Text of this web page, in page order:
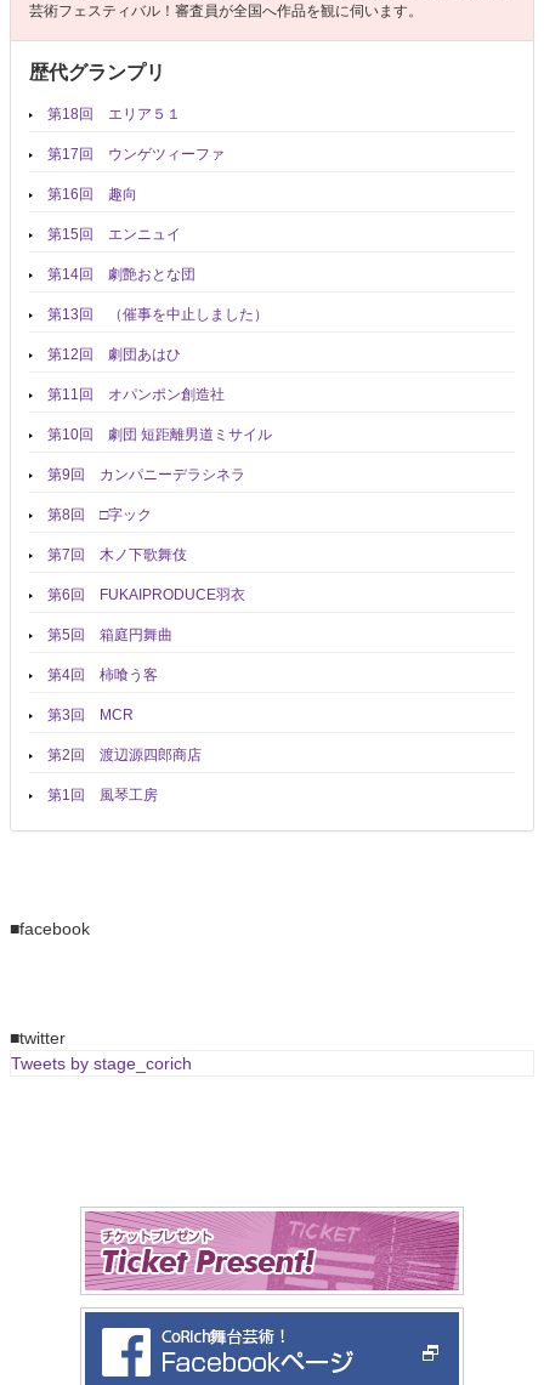
芸術フェスティバル！審査員が全国へ作品を観に伺います。
歴代グランプリ
第18回 エリア５１
第17回 ウンゲツィーファ
第16回 趣向
第15回 エンニュイ
第14回 劇艶おとな団
第13回 （催事を中止しました）
第12回 劇団あはひ
第11回 オパンポン創造社
第10回 劇団 短距離男道ミサイル
第9回 カンパニーデラシネラ
第8回 □字ック
第7回 木ノ下歌舞伎
第6回 FUKAIPRODUCE羽衣
第5回 箱庭円舞曲
第4回 柿喰う客
第3回 MCR
第2回 渡辺源四郎商店
第1回 風琴工房
■facebook
■twitter
Tweets by stage_corich